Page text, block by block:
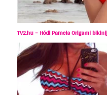
TV2.hu – Hódi Pamela Origami